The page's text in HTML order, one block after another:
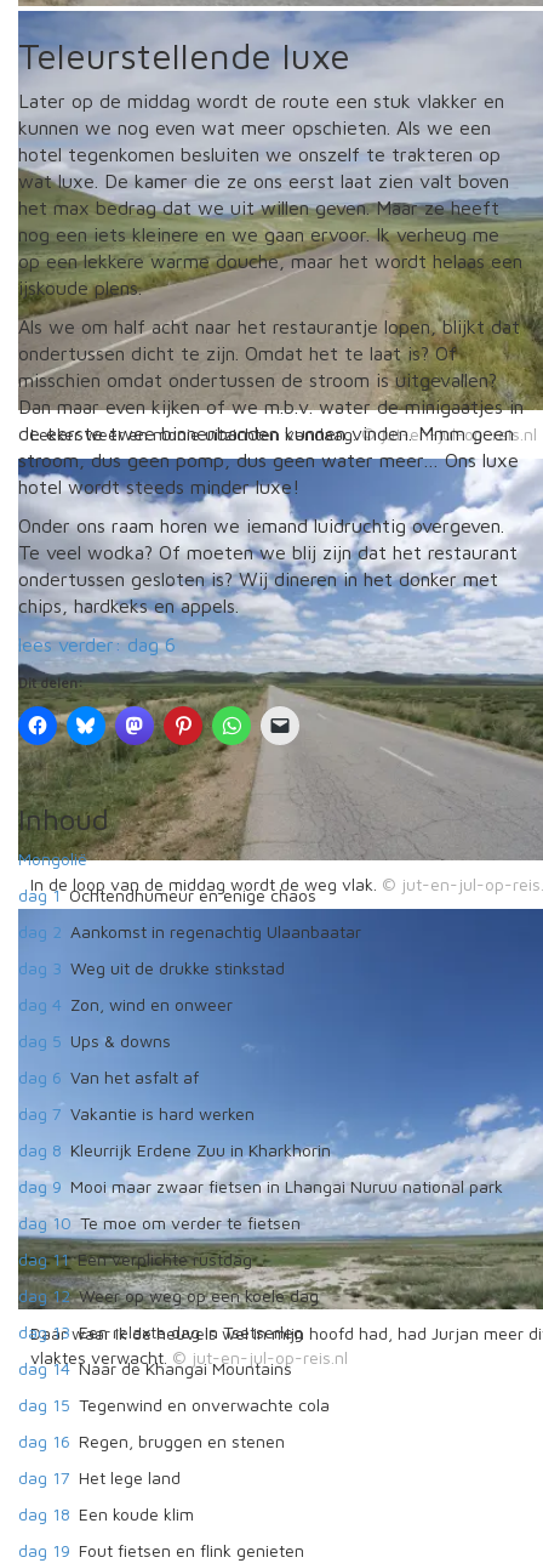
Soms een wat steiler klimmetje.
Lekker weer en mooie uitzichten vandaag.
In de loop van de middag wordt de weg vlak.
Daar waar ik de heuvels wel in mijn hoofd had, had Jurjan meer
vlaktes verwacht.
Teleurstellende luxe
Later op de middag wordt de route een stuk vlakker en
kunnen we nog even wat meer opschieten. Als we een
hotel tegenkomen besluiten we onszelf te trakteren op
wat luxe. De kamer die ze ons eerst laat zien valt boven
het max bedrag dat we uit willen geven. Maar ze heeft
nog een iets kleinere en we gaan ervoor. Ik verheug me
op een lekkere warme douche, maar het wordt helaas een
ijskoude plens.
Als we om half acht naar het restaurantje lopen, blijkt dat
ondertussen dicht te zijn. Omdat het te laat is? Of
misschien omdat ondertussen de stroom is uitgevallen?
Dan maar even kijken of we m.b.v. water de minigaatjes in
de eerste twee binnenbanden kunnen vinden. Mmm geen
stroom, dus geen pomp, dus geen water meer… Ons luxe
hotel wordt steeds minder luxe!
Onder ons raam horen we iemand luidruchtig overgeven.
Te veel wodka? Of moeten we blij zijn dat het restaurant
ondertussen gesloten is? Wij dineren in het donker met
chips, hardkeks en appels.
lees verder: dag 6
Dit delen:
Inhoud
Mongolië
dag 1 Ochtendhumeur en enige chaos
dag 2 Aankomst in regenachtig Ulaanbaatar
dag 3 Weg uit de drukke stinkstad
dag 4 Zon, wind en onweer
dag 5 Ups & downs
dag 6 Van het asfalt af
dag 7 Vakantie is hard werken
dag 8 Kleurrijk Erdene Zuu in Kharkhorin
dag 9 Mooi maar zwaar fietsen in Lhangai Nuruu national park
dag 10 Te moe om verder te fietsen
dag 11 Een verplichte rustdag
dag 12 Weer op weg op een koele dag
dag 13 Een relaxte dag in Tsetserleg
dag 14 Naar de Khangai Mountains
dag 15 Tegenwind en onverwachte cola
dag 16 Regen, bruggen en stenen
dag 17 Het lege land
dag 18 Een koude klim
dag 19 Fout fietsen en flink genieten